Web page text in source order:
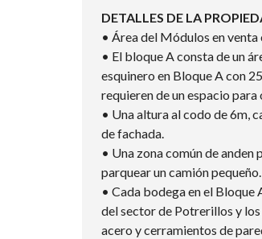
DETALLES DE LA
• Área del Módulos en
• El bloque A consta de un
esquinero en Bloque A con
requieren de un espacio
• Una altura al codo de 6m,
de fachada.
• Una zona común de
parquear un camión pequeño.
• Cada bodega en el
del sector de Potrerillos y
acero y cerramientos de